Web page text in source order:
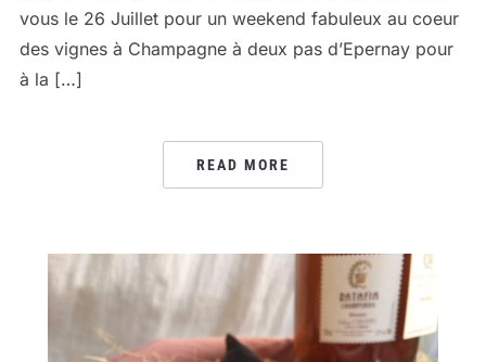
vous le 26 Juillet pour un weekend fabuleux au coeur
des vignes à Champagne à deux pas d’Epernay pour
à la […]
READ MORE